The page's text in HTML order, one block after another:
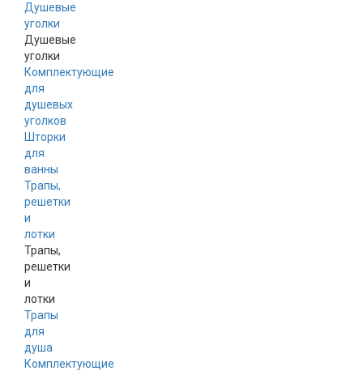
Душевые
уголки
Душевые
уголки
Комплектующие
для
душевых
уголков
Шторки
для
ванны
Трапы,
решетки
и
лотки
Трапы,
решетки
и
лотки
Трапы
для
душа
Комплектующие